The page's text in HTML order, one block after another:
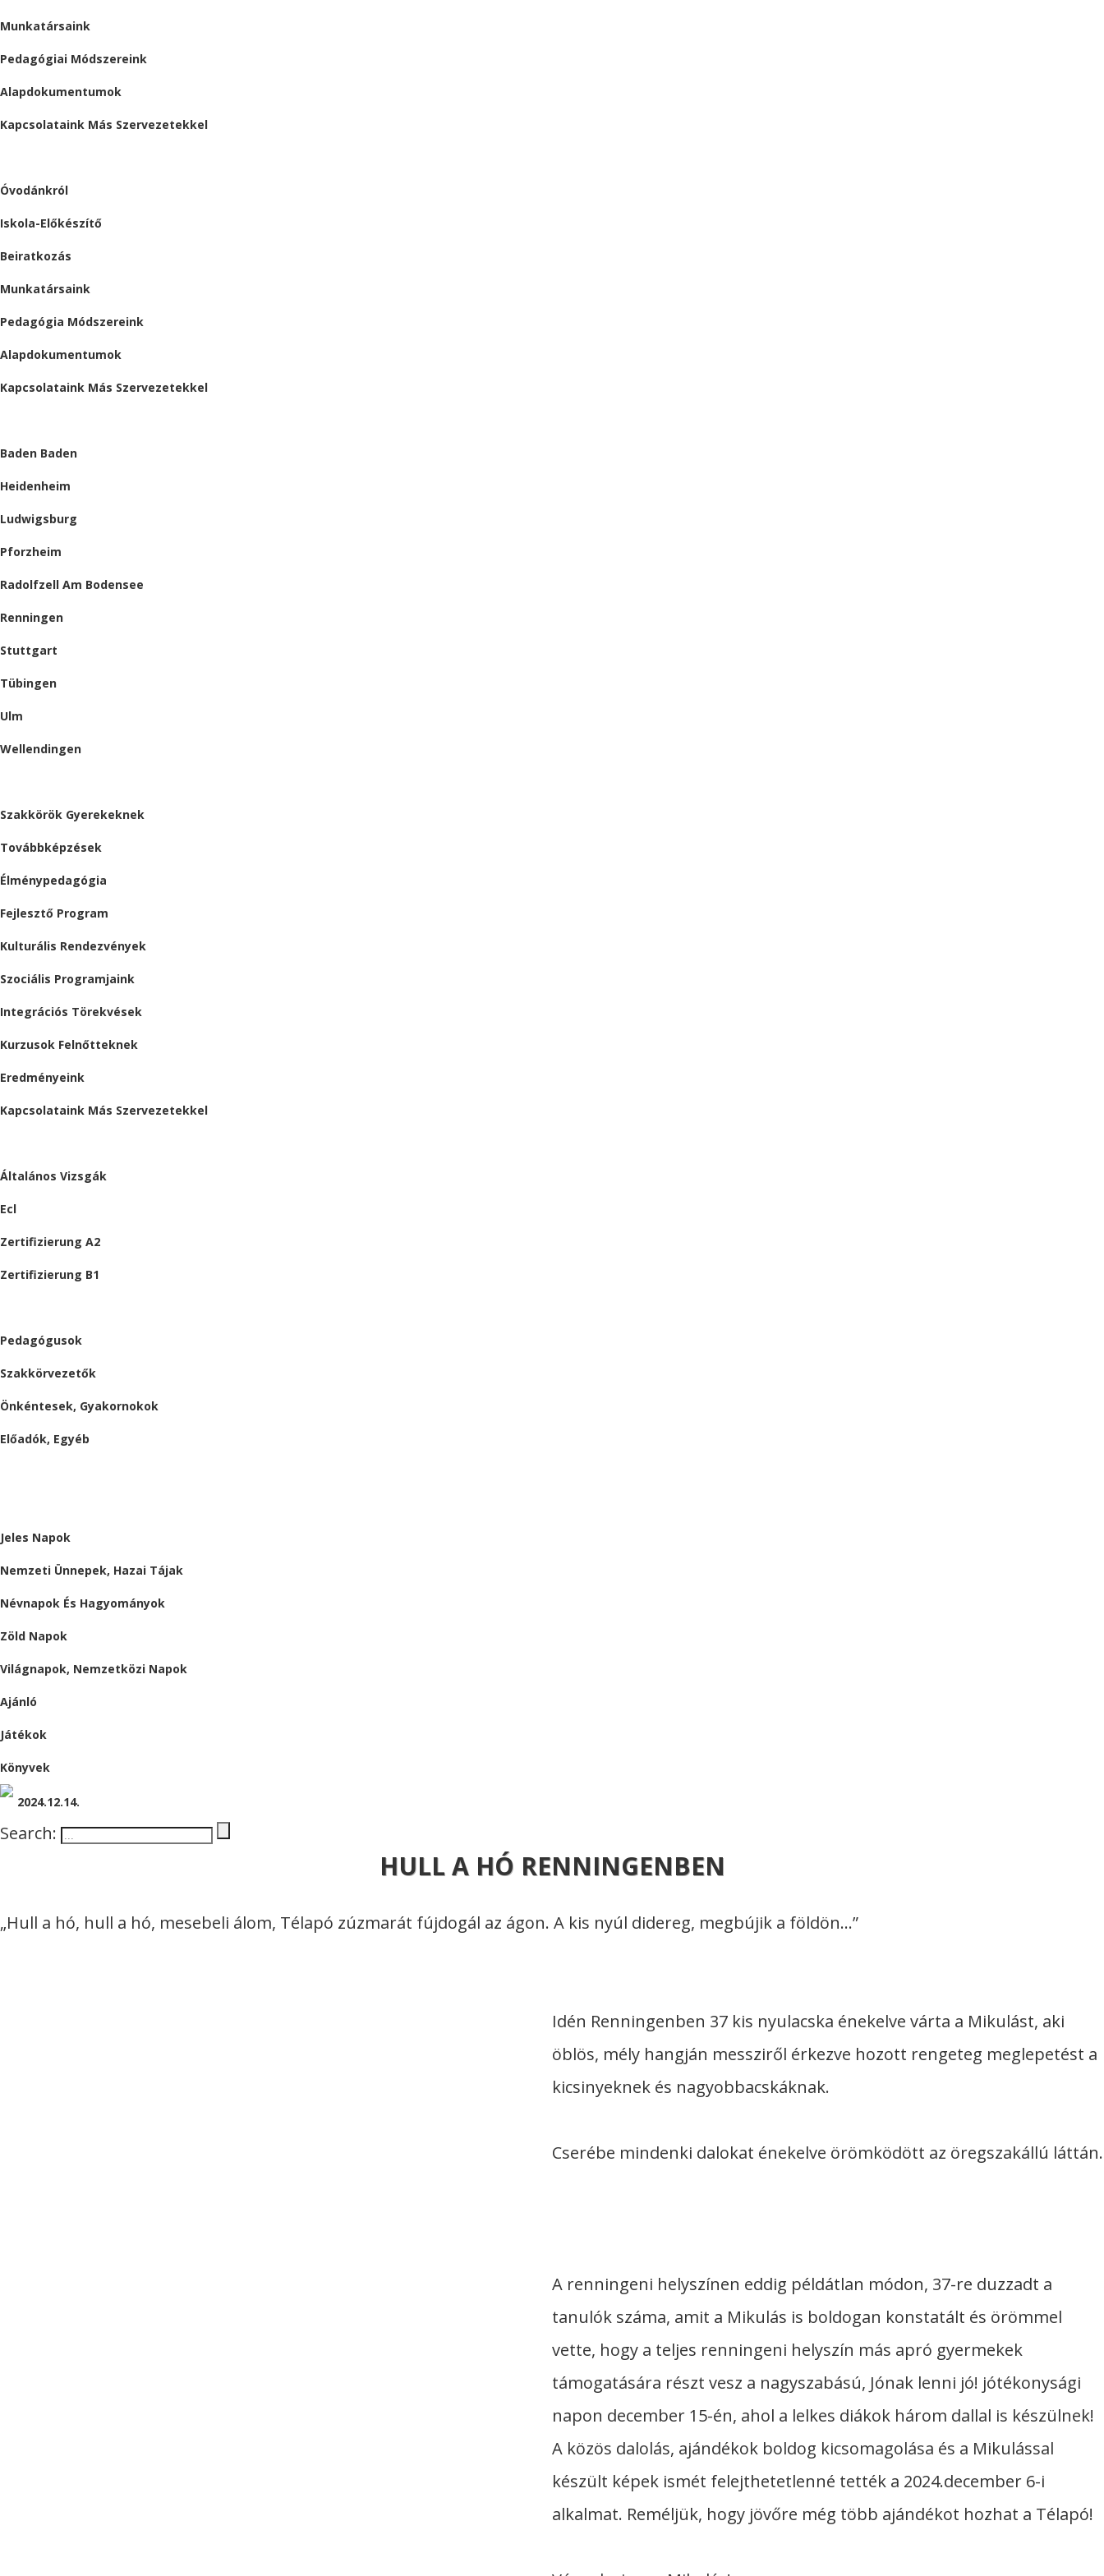
Munkatársaink
Pedagógiai Módszereink
Alapdokumentumok
Kapcsolataink Más Szervezetekkel
Óvodánkról
Iskola-Előkészítő
Beiratkozás
Munkatársaink
Pedagógia Módszereink
Alapdokumentumok
Kapcsolataink Más Szervezetekkel
Baden Baden
Heidenheim
Ludwigsburg
Pforzheim
Radolfzell Am Bodensee
Renningen
Stuttgart
Tübingen
Ulm
Wellendingen
Szakkörök Gyerekeknek
Továbbképzések
Élménypedagógia
Fejlesztő Program
Kulturális Rendezvények
Szociális Programjaink
Integrációs Törekvések
Kurzusok Felnőtteknek
Eredményeink
Kapcsolataink Más Szervezetekkel
Általános Vizsgák
Ecl
Zertifizierung A2
Zertifizierung B1
Pedagógusok
Szakkörvezetők
Önkéntesek, Gyakornokok
Előadók, Egyéb
Jeles Napok
Nemzeti Ünnepek, Hazai Tájak
Névnapok És Hagyományok
Zöld Napok
Világnapok, Nemzetközi Napok
Ajánló
Játékok
Könyvek
2024.12.14.
Search:
HULL A HÓ RENNINGENBEN
„Hull a hó, hull a hó, mesebeli álom, Télapó zúzmarát fújdogál az ágon. A kis nyúl didereg, megbújik a földön…”
Idén Renningenben 37 kis nyulacska énekelve várta a Mikulást, aki
öblös, mély hangján messziről érkezve hozott rengeteg meglepetést a
kicsinyeknek és nagyobbacskáknak.
Cserébe mindenki dalokat énekelve örömködött az öregszakállú láttán.
A renningeni helyszínen eddig példátlan módon, 37-re duzzadt a
tanulók száma, amit a Mikulás is boldogan konstatált és örömmel
vette, hogy a teljes renningeni helyszín más apró gyermekek
támogatására részt vesz a nagyszabású, Jónak lenni jó! jótékonysági
napon december 15-én, ahol a lelkes diákok három dallal is készülnek!
A közös dalolás, ajándékok boldog kicsomagolása és a Mikulással
készült képek ismét felejthetetlenné tették a 2024.december 6-i
alkalmat. Reméljük, hogy jövőre még több ajándékot hozhat a Télapó!